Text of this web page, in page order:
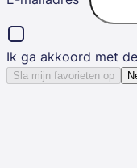
Ik ga akkoord met de
Sla mijn favorieten op